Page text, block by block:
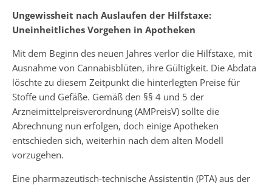
Ungewissheit nach Auslaufen der Hilfstaxe:
Uneinheitliches Vorgehen in Apotheken
Mit dem Beginn des neuen Jahres verlor die Hilfstaxe, mit
Ausnahme von Cannabisblüten, ihre Gültigkeit. Die Abdata
löschte zu diesem Zeitpunkt die hinterlegten Preise für
Stoffe und Gefäße. Gemäß den §§ 4 und 5 der
Arzneimittelpreisverordnung (AMPreisV) sollte die
Abrechnung nun erfolgen, doch einige Apotheken
entschieden sich, weiterhin nach dem alten Modell
vorzugehen.
Eine pharmazeutisch-technische Assistentin (PTA) aus der